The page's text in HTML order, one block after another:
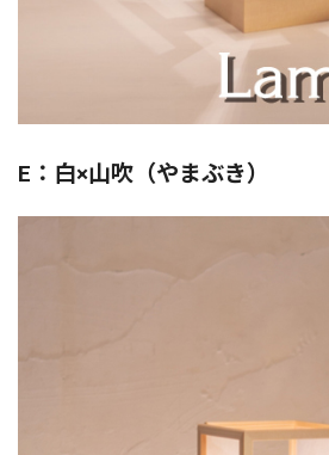
E：白×山吹（やまぶき）